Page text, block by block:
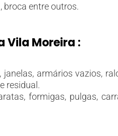
broca entre outros.
Vila Moreira :
armários vazios,
residual.
formigas, pulgas,